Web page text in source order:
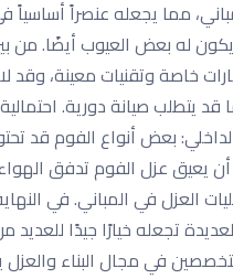
مما يجعله عنصراً
يكون له بعض العيوب أيضًا.
خاصة وتقنيات معينة،
قد يتطلب صيانة دورية.
بعض أنواع الفوم قد
يعيق عزل الفوم تدفق
العزل في المباني. في
تجعله خيارًا جيدًا
في مجال البناء